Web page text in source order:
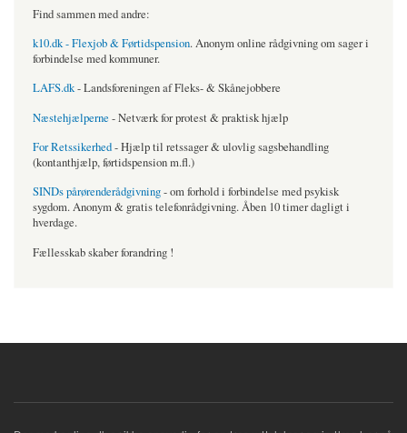
Find sammen med andre:
k10.dk - Flexjob & Førtidspension. Anonym online rådgivning om sager i
forbindelse med kommuner.
LAFS.dk- Landsforeningen af Fleks- & Skånejobbere
Næstehjælperne - Netværk for protest & praktisk hjælp
For Retssikerhed- Hjælp til retssager & ulovlig sagsbehandling
(kontanthjælp, førtidspension m.fl.)
SINDs pårørenderådgivning- om forhold i forbindelse med psykisk
sygdom. Anonym & gratis telefonrådgivning. Åben 10 timer dagligt i
hverdage.
Fællesskab skaber forandring !